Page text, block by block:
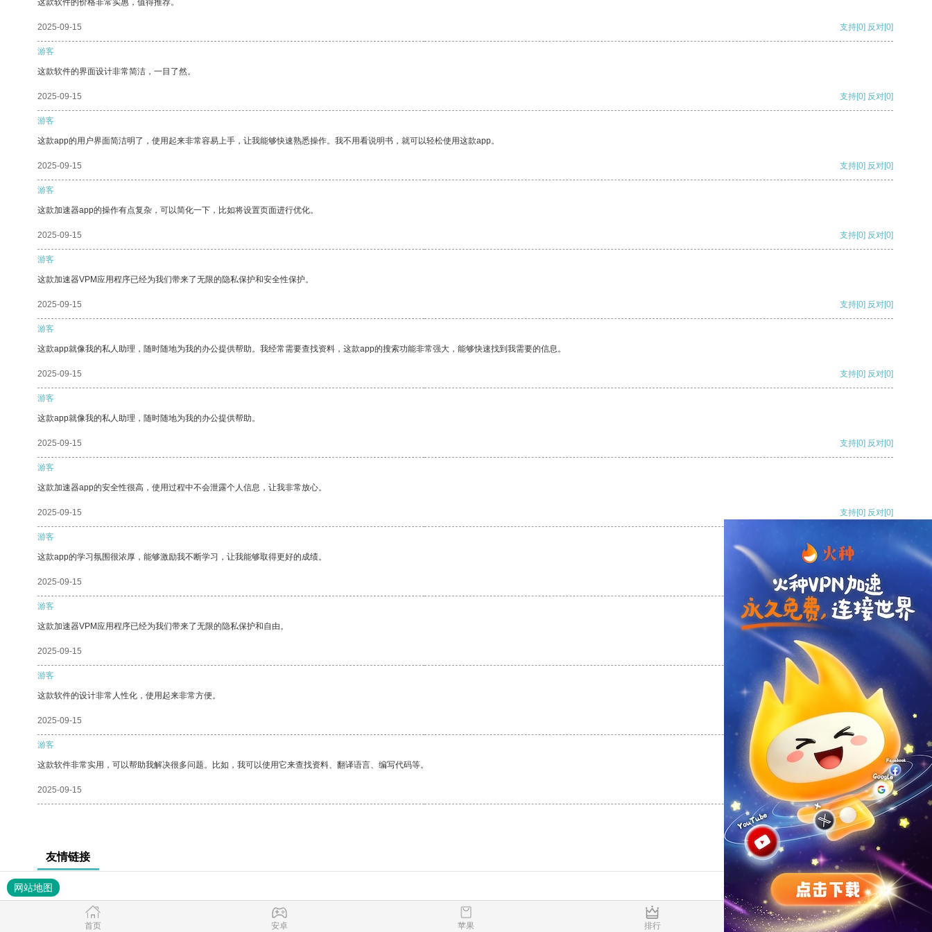
这款软件的价格非常实惠，值得推荐。
2025-09-15 支持[0] 反对[0]
游客
这款软件的界面设计非常简洁，一目了然。
2025-09-15 支持[0] 反对[0]
游客
这款app的用户界面简洁明了，使用起来非常容易上手，让我能够快速熟悉操作。我不用看说明书，就可以轻松使用这款app。
2025-09-15 支持[0] 反对[0]
游客
这款加速器app的操作有点复杂，可以简化一下，比如将设置页面进行优化。
2025-09-15 支持[0] 反对[0]
游客
这款加速器VPM应用程序已经为我们带来了无限的隐私保护和安全性保护。
2025-09-15 支持[0] 反对[0]
游客
这款app就像我的私人助理，随时随地为我的办公提供帮助。我经常需要查找资料，这款app的搜索功能非常强大，能够快速找到我需要的信息。
2025-09-15 支持[0] 反对[0]
游客
这款app就像我的私人助理，随时随地为我的办公提供帮助。
2025-09-15 支持[0] 反对[0]
游客
这款加速器app的安全性很高，使用过程中不会泄露个人信息，让我非常放心。
2025-09-15 支持[0] 反对[0]
游客
这款app的学习氛围很浓厚，能够激励我不断学习，让我能够取得更好的成绩。
2025-09-15 支持[0] 反对
游客
这款加速器VPM应用程序已经为我们带来了无限的隐私保护和自由。
2025-09-15 支持
游客
这款软件的设计非常人性化，使用起来非常方便。
2025-09-15 反对 [0]
游客
这款软件非常实用，可以帮助我解决很多问题。比如，我可以使用它来查找资料、翻译语言、编写代码等。
2025-09-15 支持[0] 反对[0]
友情链接
网站地图
首页 安卓 苹果 排行 推荐